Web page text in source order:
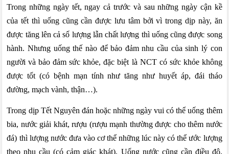
Trong những ngày tết, ngay cả trước và sau những ngày cận kề
của tết thì uống cũng cần được lưu tâm bởi vì trong dịp này, ăn
được tăng lên cả số lượng lẫn chất lượng thì uống cũng được song
hành. Nhưng uống thế nào để bảo đảm nhu cầu của sinh lý con
người và bảo đảm sức khỏe, đặc biệt là NCT có sức khỏe không
được tốt (có bệnh mạn tính như tăng như huyết áp, đái tháo
đường, mạch vành, thận…).
Trong dịp Tết Nguyên đán hoặc những ngày vui có thể uống thêm
bia, nước giải khát, rượu (rượu mạnh thường được cho thêm nước
đá) thì lượng nước đưa vào cơ thể những lúc này có thể ước lượng
theo nhu cầu (có cảm giác khát). Uống nước cũng cần điều độ,